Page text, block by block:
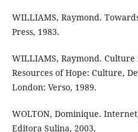
WILLIAMS, Raymond.
Press, 1983.
WILLIAMS, Raymond.
Resources of Hope: Culture,
London: Verso, 1989.
WOLTON, Dominique.
Editora Sulina, 2003.